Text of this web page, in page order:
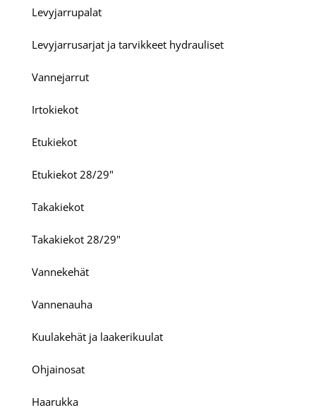
Levyjarrupalat
Levyjarrusarjat ja tarvikkeet hydrauliset
Vannejarrut
Irtokiekot
Etukiekot
Etukiekot 28/29"
Takakiekot
Takakiekot 28/29"
Vannekehät
Vannenauha
Kuulakehät ja laakerikuulat
Ohjainosat
Haarukka